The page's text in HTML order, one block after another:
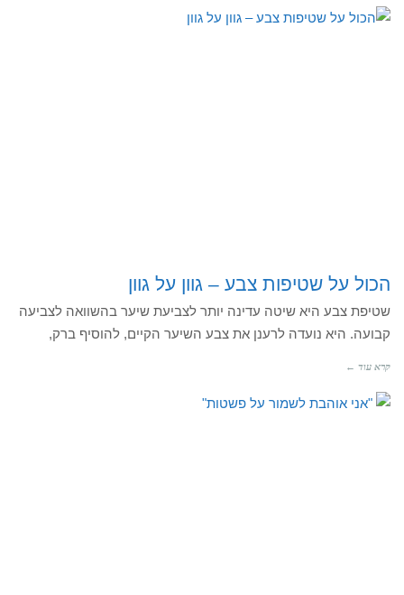
הכול על שטיפות צבע – גוון על גוון
שטיפת צבע היא שיטה עדינה יותר לצביעת שיער בהשוואה לצביעה
קבועה. היא נועדה לרענן את צבע השיער הקיים, להוסיף ברק,
קרא עוד ←